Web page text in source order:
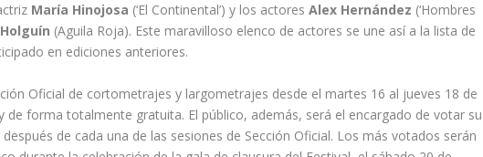
María Hinojosa (‘El Continental’) y los actoresAlex Hernández (‘Hombres
(Aguila Roja). Este maravilloso elenco de actores se une así a la lista de
en ediciones anteriores.
Oficial de cortometrajes y largometrajes desde el martes 16 al jueves 18 de
de forma totalmente gratuita. El público, además, será el encargado de votar su
de cada una de las sesiones de Sección Oficial. Los más votados serán